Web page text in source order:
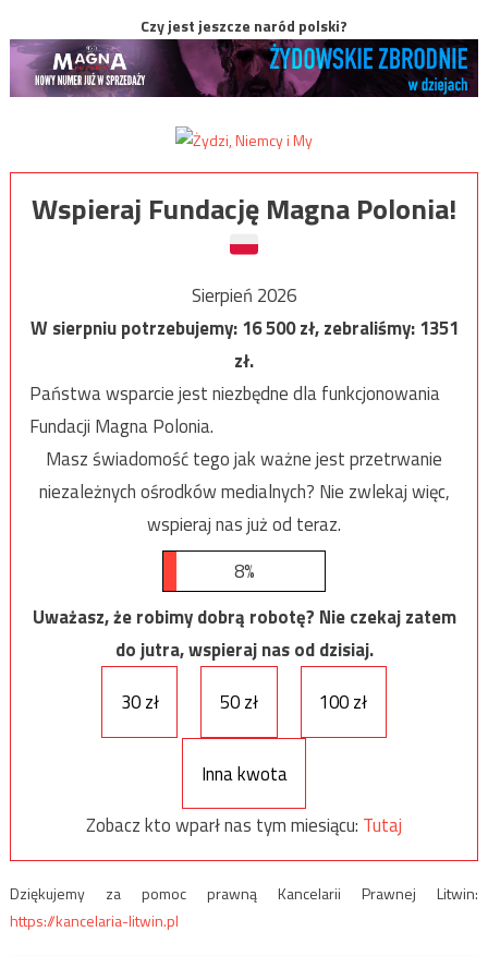
Czy jest jeszcze naród polski?
Wspieraj Fundację Magna Polonia!
Sierpień 2026
W sierpniu potrzebujemy:16 500zł, zebraliśmy:1351
zł.
Państwa wsparcie jest niezbędne dla funkcjonowania
Fundacji Magna Polonia.
Masz świadomość tego jak ważne jest przetrwanie
niezależnych ośrodków medialnych? Nie zwlekaj więc,
wspieraj nas już od teraz.
8%
Uważasz, że robimy dobrą robotę? Nie czekaj zatem
do jutra, wspieraj nas od dzisiaj.
30 zł
50 zł 100 zł
Inna kwota
Zobacz kto wparł nas tym miesiącu: Tutaj
Dziękujemy za pomoc prawną Kancelarii Prawnej Litwin:
https://kancelaria-litwin.pl